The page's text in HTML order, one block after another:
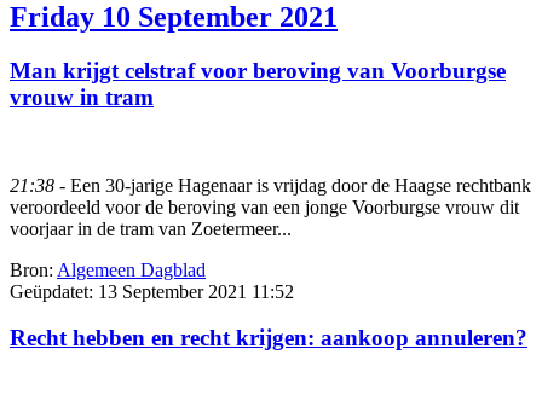
Friday 10 September 2021
Man krijgt celstraf voor beroving van Voorburgse
vrouw in tram
21:38 - Een 30-jarige Hagenaar is vrijdag door de Haagse rechtbank
veroordeeld voor de beroving van een jonge Voorburgse vrouw dit
voorjaar in de tram van Zoetermeer...
Bron: Algemeen Dagblad
Geüpdatet: 13 September 2021 11:52
Recht hebben en recht krijgen: aankoop annuleren?